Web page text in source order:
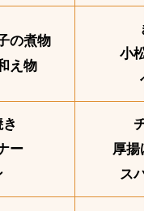
の煮物
え物
小松
べ
ー
チ
厚揚
スパ